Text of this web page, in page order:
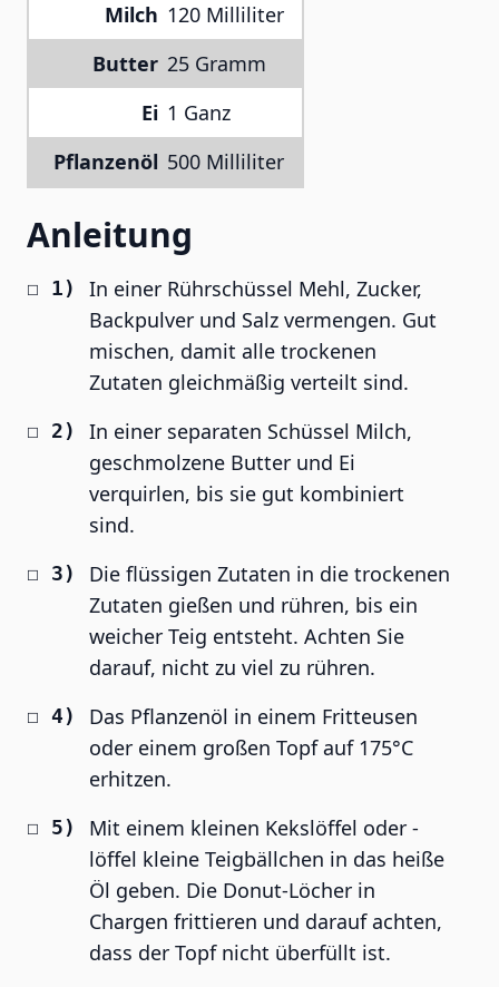
Milch 120 Milliliter
Butter 25 Gramm
Ei 1 Ganz
Pflanzenöl 500 Milliliter
Anleitung
In einer Rührschüssel Mehl, Zucker,
Backpulver und Salz vermengen. Gut
mischen, damit alle trockenen
Zutaten gleichmäßig verteilt sind.
In einer separaten Schüssel Milch,
geschmolzene Butter und Ei
verquirlen, bis sie gut kombiniert
sind.
Die flüssigen Zutaten in die trockenen
Zutaten gießen und rühren, bis ein
weicher Teig entsteht. Achten Sie
darauf, nicht zu viel zu rühren.
Das Pflanzenöl in einem Fritteusen
oder einem großen Topf auf 175°C
erhitzen.
Mit einem kleinen Kekslöffel oder -
löffel kleine Teigbällchen in das heiße
Öl geben. Die Donut-Löcher in
Chargen frittieren und darauf achten,
dass der Topf nicht überfüllt ist.